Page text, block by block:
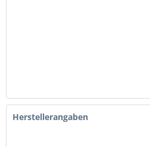
Herstellerangaben